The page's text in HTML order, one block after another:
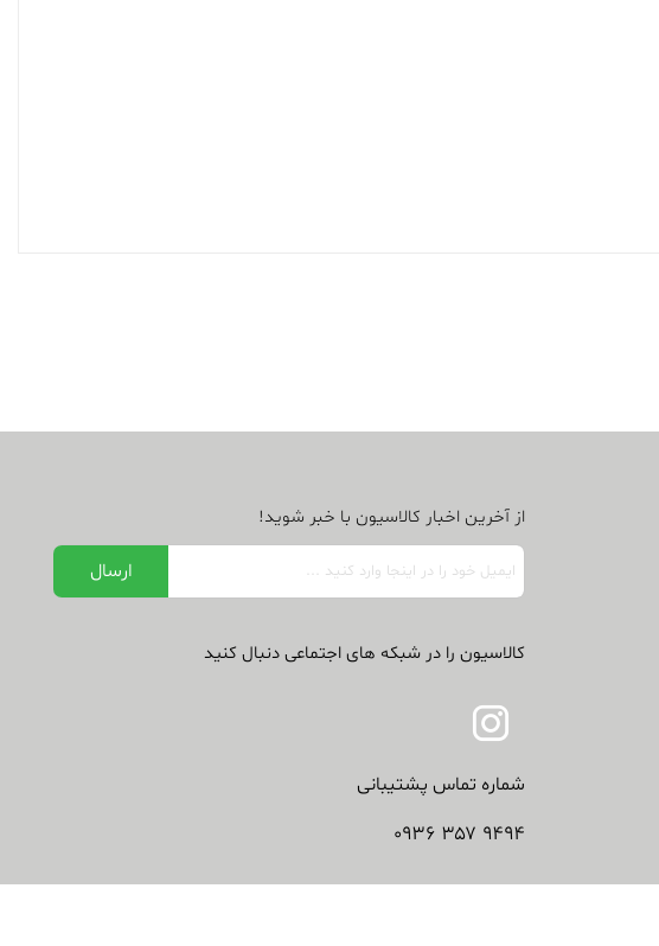
از آخرین اخبار کالاسیون با خبر شوید!
کالاسیون را در شبکه های اجتماعی دنبال کنید
شماره تماس پشتیبانی
۹۴۹۴ ۳۵۷ ۰۹۳۶